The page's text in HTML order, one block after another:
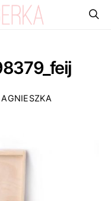
AGNIESZKA